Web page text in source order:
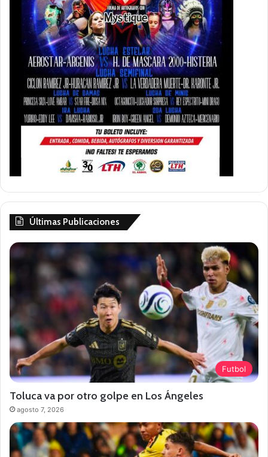
Últimas Publicaciones
Futbol
Toluca va por otro golpe en Los Ángeles
agosto 7, 2026